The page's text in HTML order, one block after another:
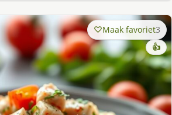
Maak favoriet3
👍